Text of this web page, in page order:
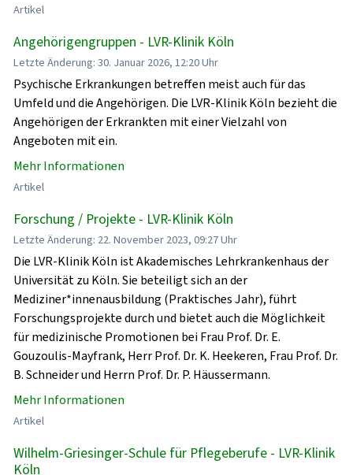
Artikel
Angehörigengruppen - LVR-Klinik Köln
Letzte Änderung: 30. Januar 2026, 12:20 Uhr
Psychische Erkrankungen betreffen meist auch für das
Umfeld und die Angehörigen. Die LVR-Klinik Köln bezieht die
Angehörigen der Erkrankten mit einer Vielzahl von
Angeboten mit ein.
Mehr Informationen
Artikel
Forschung / Projekte - LVR-Klinik Köln
Letzte Änderung: 22. November 2023, 09:27 Uhr
Die LVR-Klinik Köln ist Akademisches Lehrkrankenhaus der
Universität zu Köln. Sie beteiligt sich an der
Mediziner*innenausbildung (Praktisches Jahr), führt
Forschungsprojekte durch und bietet auch die Möglichkeit
für medizinische Promotionen bei Frau Prof. Dr. E.
Gouzoulis-Mayfrank, Herr Prof. Dr. K. Heekeren, Frau Prof. Dr.
B. Schneider und Herrn Prof. Dr. P. Häussermann.
Mehr Informationen
Artikel
Wilhelm-Griesinger-Schule für Pflegeberufe - LVR-Klinik
Köln